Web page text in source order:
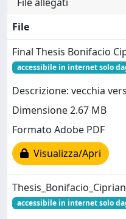
File
Final Thesis Bonifacio
accessibile in internet solo
Descrizione: vecchia
Dimensione 2.67 MB
Formato Adobe PDF
Visualizza/Apri
accessibile in internet solo